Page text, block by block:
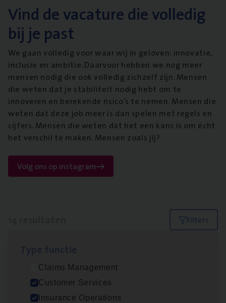
Vind de vacature die volledig
bij je past
We gaan volledig voor waar wij in geloven: innovatie,
inclusie en ambitie. Daarvoor hebben we nog meer
mensen nodig die ook volledig zichzelf zijn. Mensen
die weten dat je stabiliteit nodig hebt om te
innoveren en berekende risico’s te nemen. Mensen die
weten dat deze job meer is dan spelen met regels en
cijfers. Mensen die weten dat het een kans is om écht
het verschil te maken. Mensen zoals jij?
Volg ons op instagram
Filters
Claims Management
Customer Services
Insurance Operations
Busi­ness Analyst
IT, Change & Innovation
Antwerpen